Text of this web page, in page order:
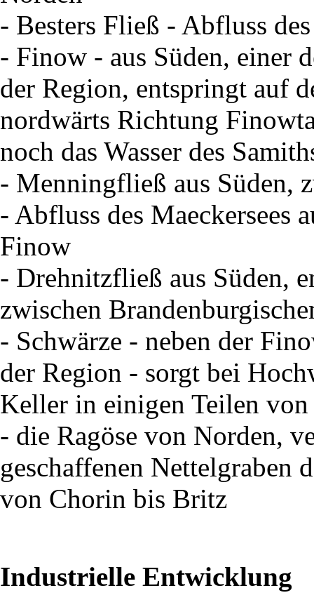
- Besters Fließ - Abfluss
- Finow - aus Süden, einer
der Region, entspringt auf
nordwärts Richtung
noch das Wasser des
- Menningfließ aus Süden,
- Abfluss des Maeckersees
Finow
- Drehnitzfließ aus Süden,
zwischen
- Schwärze - neben der
der Region - sorgt bei
Keller in einigen Teilen von
- die Ragöse von Norden,
geschaffenen Nettelgraben
von Chorin bis Britz
Industrielle Entwicklung